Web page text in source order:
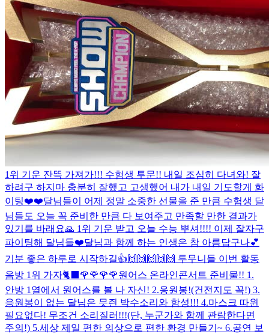
1위 기운 잔뜩 가져가!!! 수험생 투문!! 내일 조심히 다녀와! 잘
하려구 하지마 충분히 잘했고 고생했어 내가 내일 기도할게 화
이팅❤️❤️달님들이 어제 정말 소중한 선물을 준 만큼 수험생 달
님들도 오늘 꼭 준비한 만큼 다 보여주고 만족할 만한 결과가
있기를 바래요🙏 1위 기운 받고 오늘 수능 뿌셔!!!! 이제 잘자구
파이팅해 달님들❤️달님과 함께 하는 인생은 참 아름답구나💕
기분 좋은 하루로 시작하길👍 🙌🙌🙌🙌🙌 투무니들 이번 활동
음방 1위 가자🐈‍⬛🌹🌹🌹🌹원어스 온라인콘서트 준비물!! 1.
안방 1열에서 원어스를 볼 나 자신! 2.응원봉!(건전지도 꼭!) 3.
응원봉이 없는 달님은 믓즨 박수소리와 함성!!! 4.마스크 따윈
필요없다! 무조건 소리질러!!!(단, 누군가와 함께 관람한다면
주의!) 5.세상 제일 편한 의상으로 편한 환경 만들기~ 6.공연 보